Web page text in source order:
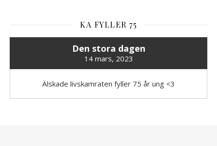
KA FYLLER 75
Den stora dagen
14 mars, 2023
Älskade livskamraten fyller 75 år ung <3